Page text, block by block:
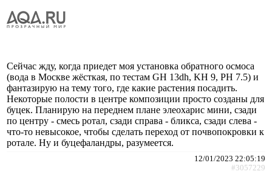
Сейчас жду, когда приедет моя установка обратного осмоса
(вода в Москве жёсткая, по тестам GH 13dh, KH 9, PH 7.5) и
фантазирую на тему того, где какие растения посадить.
Некоторые полости в центре композиции просто созданы для
буцек. Планирую на переднем плане элеохарис мини, сзади
по центру - смесь ротал, сзади справа - бликса, сзади слева -
что-то невысокое, чтобы сделать переход от почвопокровки к
ротале. Ну и буцефаландры, разумеется.
12/01/2023 22:05:19
#3057229